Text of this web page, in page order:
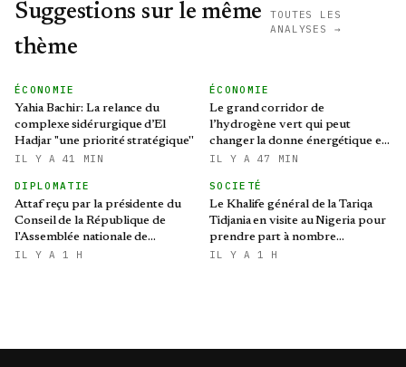
Suggestions sur le même
thème
TOUTES LES
ANALYSES →
ÉCONOMIE
Yahia Bachir: La relance du
complexe sidérurgique d’El
Hadjar ''une priorité stratégique''
IL Y A 41 MIN
ÉCONOMIE
Le grand corridor de
l’hydrogène vert qui peut
changer la donne énergétique en
Méditerranée
IL Y A 47 MIN
DIPLOMATIE
Attaf reçu par la présidente du
Conseil de la République de
l'Assemblée nationale de
Biélorussie
IL Y A 1 H
SOCIETÉ
Le Khalife général de la Tariqa
Tidjania en visite au Nigeria pour
prendre part à nombre
d'activités et de rencontres
IL Y A 1 H